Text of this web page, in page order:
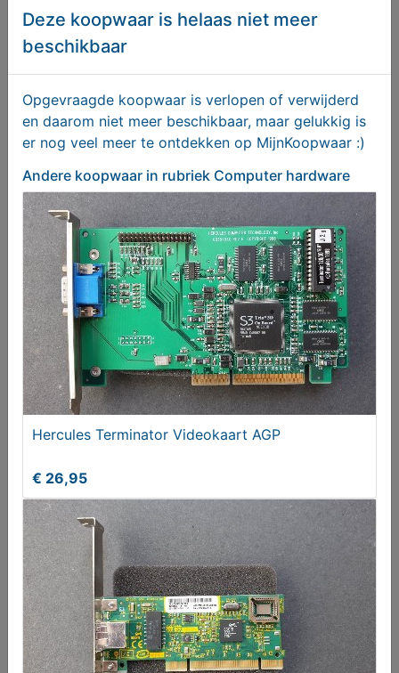
HP Procurve 1700-8 Managed Switch
€ 79,00
Diverse adapters PC com parallel game audio
€ 2,50
Deze koopwaar is helaas niet meer
beschikbaar
Opgevraagde koopwaar is verlopen of verwijderd
en daarom niet meer beschikbaar, maar gelukkig is
er nog veel meer te ontdekken op MijnKoopwaar :)
Andere koopwaar in rubriek Computer hardware
Hercules Terminator Videokaart AGP
€ 26,95